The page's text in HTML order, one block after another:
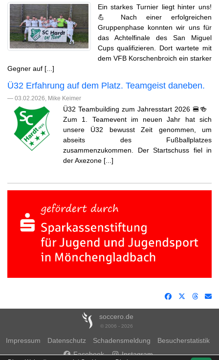
Ein starkes Turnier liegt hinter uns!
💪 Nach einer erfolgreichen
Gruppenphase konnten wir uns für
das Achtelfinale des San Miguel
Cups qualifizieren. Dort wartete mit
dem VFB Korschenbroich ein starker
Gegner auf [...]
Ü32 Erfahrung auf dem Platz. Teamgeist daneben.
— 03.02.2026, Mike Keimer
Ü32 Teambuilding zum Jahresstart 2026 🍔🍻
Zum 1. Teamevent im neuen Jahr hat sich
unsere Ü32 bewusst Zeit genommen, um
abseits des Fußballplatzes
zusammenzukommen. Der Startschuss fiel in
der Axezone [...]
soccero.de
© 2006 - 2026
Impressum Datenschutz Schadensmeldung
Besucherstatistik
Facebook
Instagram